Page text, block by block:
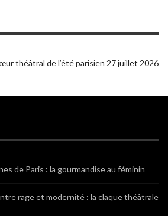
théâtral de l’été parisien 27 juillet 2026
de Paris : la gourmandise au féminin
rage et modernité : la claque théâtrale